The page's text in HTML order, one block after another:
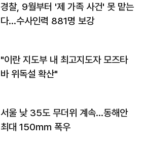
경찰, 9월부터 '제 가족 사건' 못 맡는
다…수사인력 881명 보강
"이란 지도부 내 최고지도자 모즈타
바 위독설 확산"
서울 낮 35도 무더위 계속…동해안
최대 150㎜ 폭우